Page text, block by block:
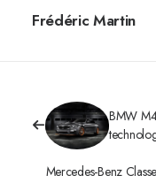
Frédéric Martin
BMW
Mercedes-Benz